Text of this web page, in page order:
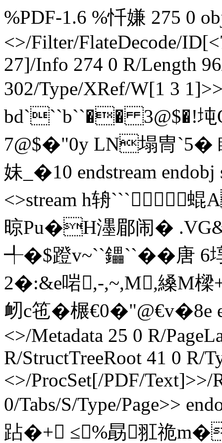
%PDF-1.6 %忏嫌 275 0
<>/Filter/FlateDecode/
27]/Info 274 0 R/Length
302/Type/XRef/W[1 3
bd```b``�� 3@$�!
7@$�"0y LN塌冑`5�
妹_�10 endstream
<>stream h辀```
晾Pu�H濹郿闹�
╃�$蹬v~``鑘``� �
2�:&e啱,-,~,M,縔M樑
衂c竾�榐
<>/Metadata 25 0 R/
R/StructTreeRoot 41 0 R/
<>/ProcSet[/PDF/Text]>>/
0/Tabs/S/Type/Page>>
跕 �+ ≤%勗羾祪